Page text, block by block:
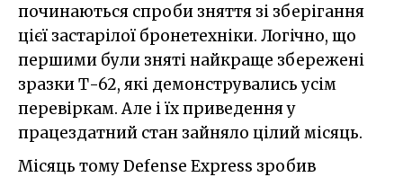
починаються спроби зняття зі зберігання
цієї застарілої бронетехніки. Логічно, що
першими були зняті найкраще збережені
зразки Т-62, які демонструвались усім
перевіркам. Але і їх приведення у
працездатний стан зайняло цілий місяць.
Місяць тому Defense Express зробив